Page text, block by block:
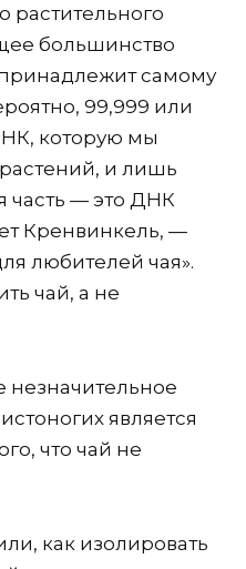
растительного
большинство
самому
99,999 или
которую мы
и лишь
часть — это ДНК
Кренвинкель, —
любителей чая».
чай, а не
незначительное
является
что чай не
как изолировать